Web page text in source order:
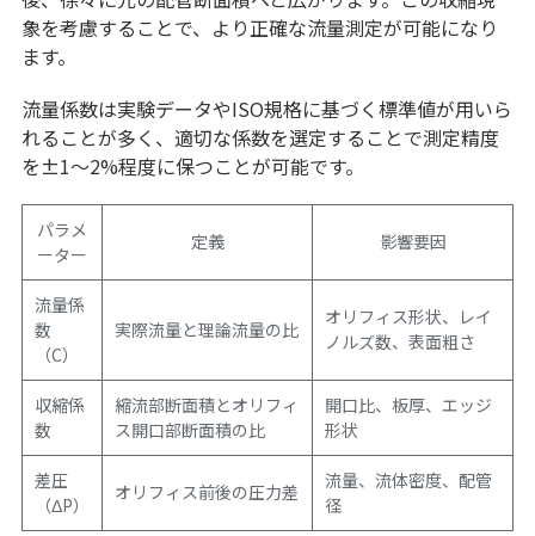
象を考慮することで、より正確な流量測定が可能になり
ます。
流量係数は実験データやISO規格に基づく標準値が用いら
れることが多く、適切な係数を選定することで測定精度
を±1〜2%程度に保つことが可能です。
パラメ
ーター
定義 影響要因
流量係
数
（C）
実際流量と理論流量の比
オリフィス形状、レイ
ノルズ数、表面粗さ
収縮係
数
縮流部断面積とオリフィ
ス開口部断面積の比
開口比、板厚、エッジ
形状
差圧
（ΔP）
オリフィス前後の圧力差
流量、流体密度、配管
径